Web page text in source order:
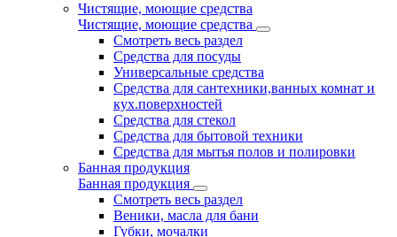
Чистящие, моющие средства
Чистящие, моющие средства
Смотреть весь раздел
Средства для посуды
Универсальные средства
Средства для сантехники,ванных комнат и
кух.поверхностей
Средства для стекол
Средства для бытовой техники
Средства для мытья полов и полировки
Банная продукция
Банная продукция
Смотреть весь раздел
Веники, масла для бани
Губки, мочалки